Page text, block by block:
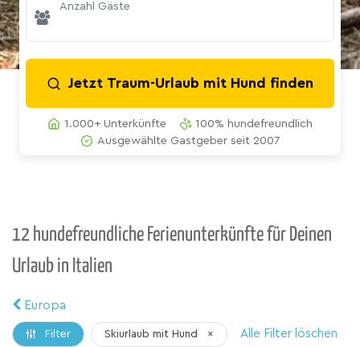
Anzahl Gäste
Jetzt Traum-Urlaub mit Hund finden
1.000+ Unterkünfte
100% hundefreundlich
Ausgewählte Gastgeber seit 2007
12 hundefreundliche Ferienunterkünfte für Deinen
Urlaub in Italien
Europa
Filter Skiurlaub mit Hund × Alle Filter löschen